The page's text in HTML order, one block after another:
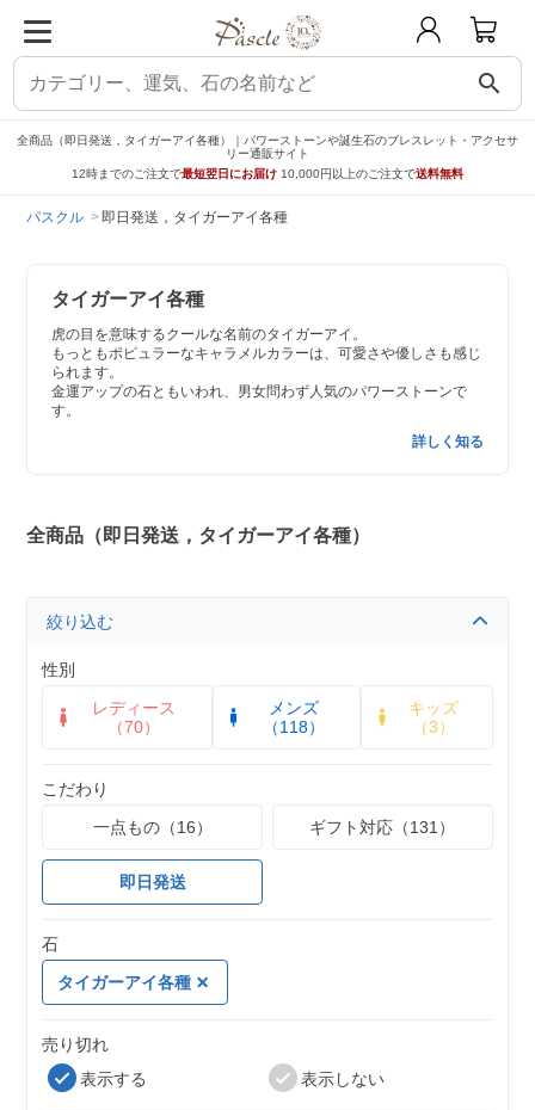
search
全商品（即日発送，タイガーアイ各種）｜パワーストーンや誕生石のブレスレット・アクセサ
リー通販サイト
12時までのご注文で最短翌日にお届け 10,000円以上のご注文で送料無料
パスクル 即日発送，タイガーアイ各種
タイガーアイ各種
虎の目を意味するクールな名前のタイガーアイ。
もっともポピュラーなキャラメルカラーは、可愛さや優しさも感じ
られます。
金運アップの石ともいわれ、男女問わず人気のパワーストーンで
す。
詳しく知る
全商品（即日発送，タイガーアイ各種）
絞り込む
性別
レディース
（70）
メンズ
（118）
キッズ
（3）
こだわり
一点もの（16）
ギフト対応（131）
即日発送
石
タイガーアイ各種
売り切れ
表示する
表示しない